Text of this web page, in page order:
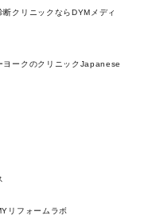
クリニックならDYMメディ
ヨークのクリニックJapanese
リフォームラボ